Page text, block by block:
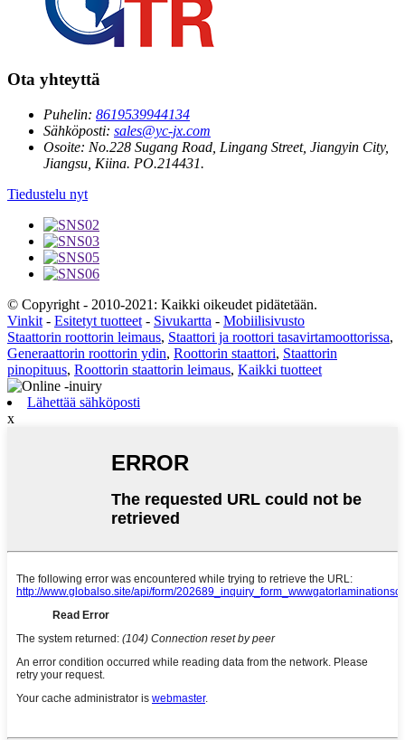
Ota yhteyttä
Puhelin: 8619539944134
Sähköposti: sales@yc-jx.com
Osoite: No.228 Sugang Road, Lingang Street, Jiangyin City,
Jiangsu, Kiina. PO.214431.
Tiedustelu nyt
© Copyright - 2010-2021: Kaikki oikeudet pidätetään.
Vinkit - Esitetyt tuotteet - Sivukartta - Mobiilisivusto
Staattorin roottorin leimaus, Staattori ja roottori tasavirtamoottorissa,
Generaattorin roottorin ydin, Roottorin staattori, Staattorin
pinopituus, Roottorin staattorin leimaus, Kaikki tuotteet
Lähettää sähköposti
x